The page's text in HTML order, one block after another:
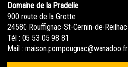
Domaine de la Pradelie
900 route de la Grotte
24580 Rouffignac-St-Cernin-de-Reilhac
Tél : 05 53 05 98 81
Mail : maison.pompougnac@wanadoo.fr